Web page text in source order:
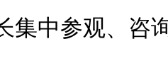
集中参观、咨